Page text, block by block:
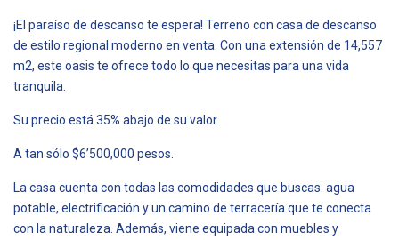
¡El paraíso de descanso te espera! Terreno con casa de descanso
de estilo regional moderno en venta. Con una extensión de 14,557
m2, este oasis te ofrece todo lo que necesitas para una vida
tranquila.
Su precio está 35% abajo de su valor.
A tan sólo $6’500,000 pesos.
La casa cuenta con todas las comodidades que buscas: agua
potable, electrificación y un camino de terracería que te conecta
con la naturaleza. Además, viene equipada con muebles y